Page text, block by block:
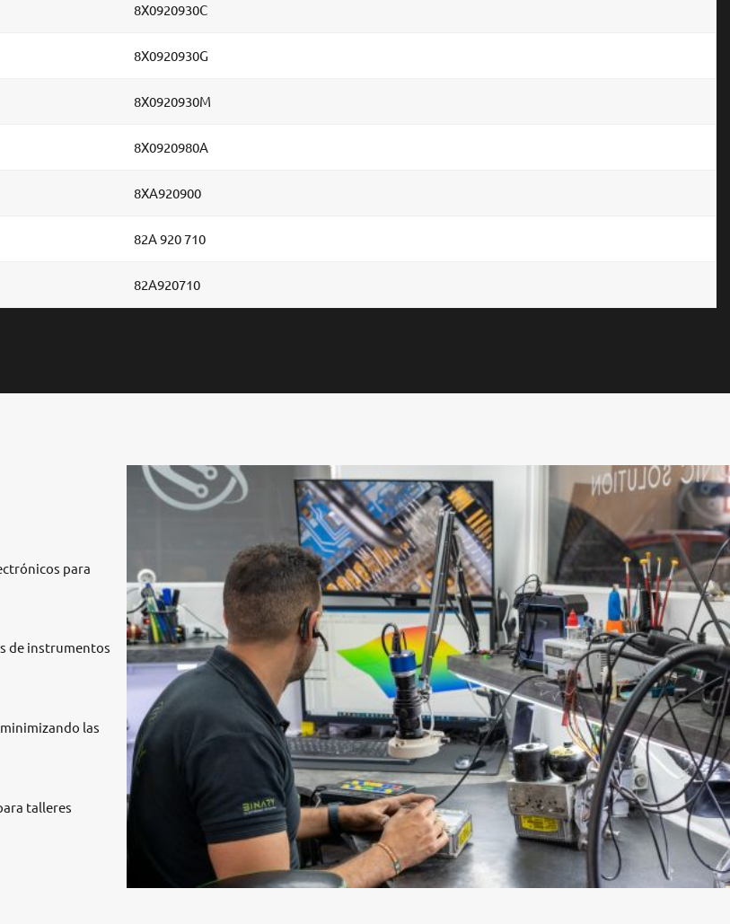
8X0920930C
8X0920930G
8X0920930M
8X0920980A
8XA920900
82A 920 710
82A920710
para
de instrumentos
las
talleres